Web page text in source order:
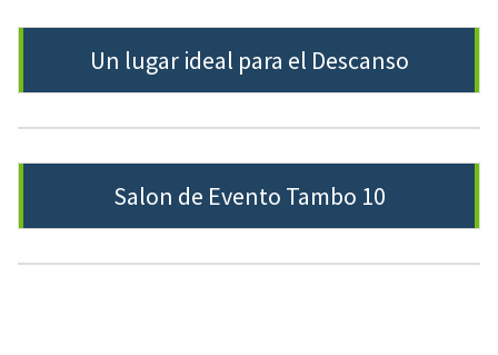
Un lugar ideal para el Descanso
Salon de Evento Tambo 10